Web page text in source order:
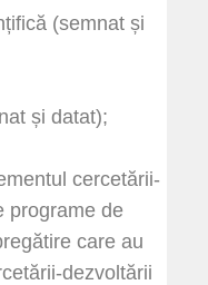
(semnat și
și datat);
cercetării-
programe de
care au
dezvoltării